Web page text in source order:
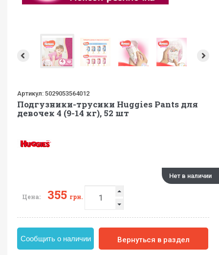
Артикул: 5029053564012
Подгузники-трусики Huggies Pants для
девочек 4 (9-14 кг), 52 шт
Нет в наличии
Цена: 355 грн.
Сообщить о наличии Вернуться в раздел